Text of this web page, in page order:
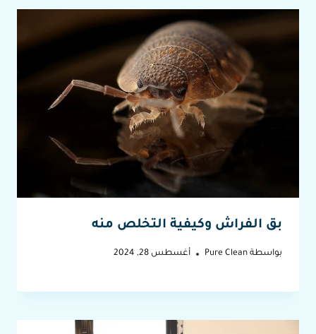
بق الفراش وكيفية التخلص منه
بواسطة Pure Clean أغسطس 28, 2024